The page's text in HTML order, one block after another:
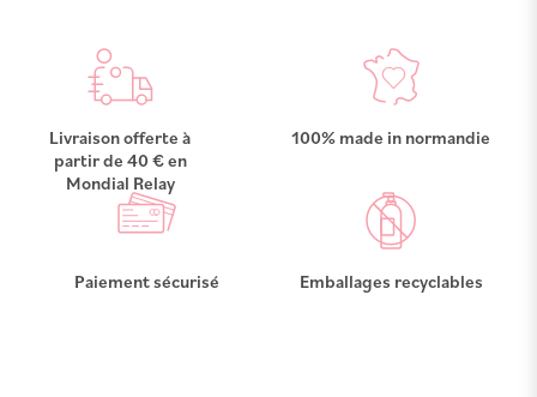
Livraison offerte à
partir de 40 € en
Mondial Relay
100% made in normandie
Paiement sécurisé Emballages recyclables